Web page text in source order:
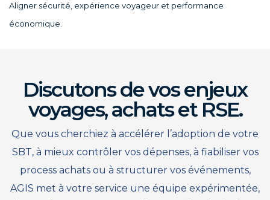
Aligner sécurité, expérience voyageur et performance
économique.
Discutons de vos enjeux
voyages, achats et RSE.
Que vous cherchiez à accélérer l’adoption de votre
SBT, à mieux contrôler vos dépenses, à fiabiliser vos
process achats ou à structurer vos événements,
AGIS met à votre service une équipe expérimentée,